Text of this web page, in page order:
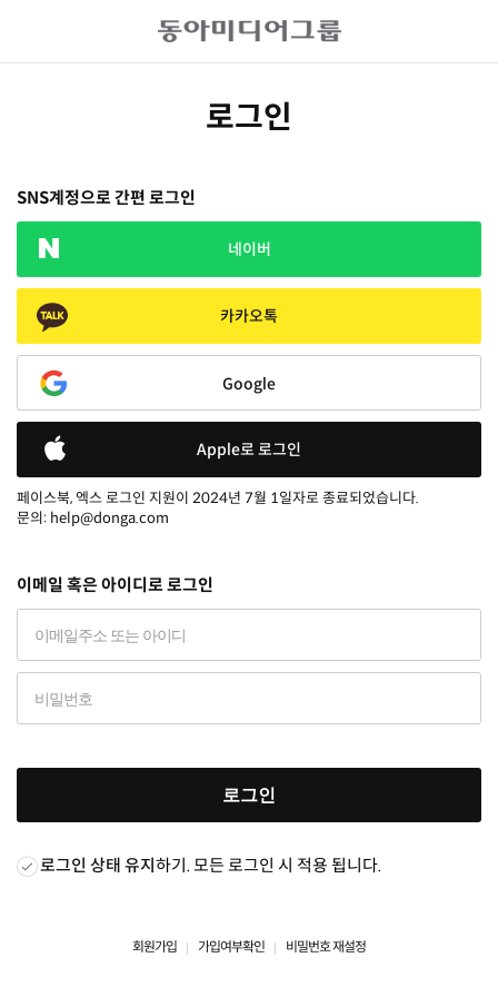
로그인
SNS계정으로 간편 로그인
네이버
카카오톡
Google
Apple로 로그인
페이스북, 엑스 로그인 지원이 2024년 7월 1일자로 종료되었습니다.
문의: help@donga.com
이메일 혹은 아이디로 로그인
로그인
로그인 상태 유지하기. 모든 로그인 시 적용 됩니다.
회원가입 가입여부확인 비밀번호 재설정